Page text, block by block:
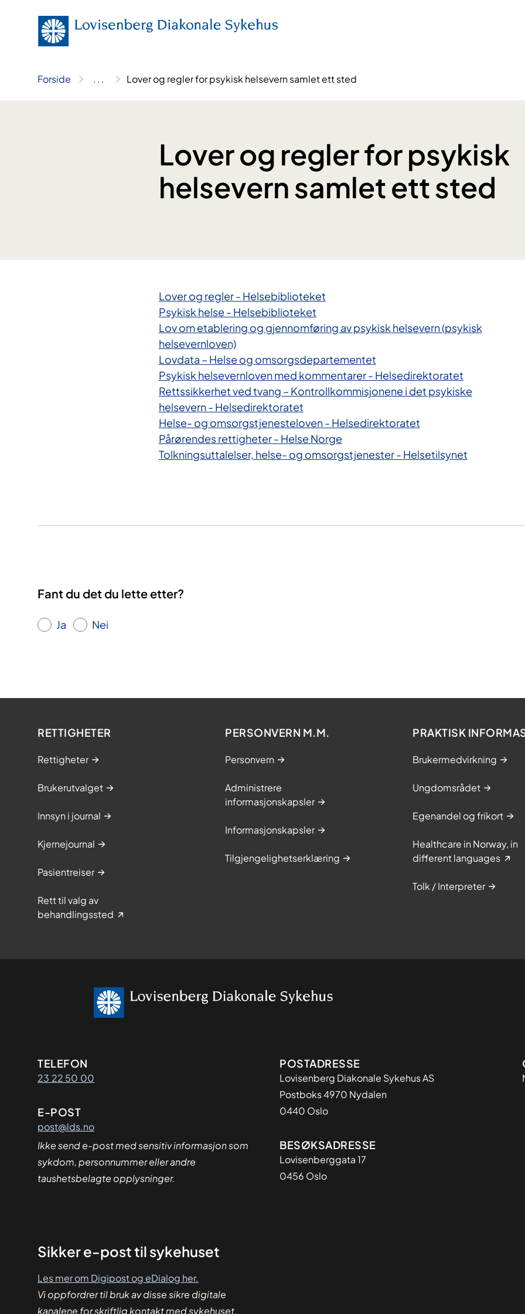
Forside .. . Lover og regler for psykisk helsevern samlet ett sted
Lover og regler for psykisk
helsevern samlet ett sted
Lover og regler - Helsebiblioteket
Psykisk helse - Helsebiblioteket
Lov om etablering og gjennomføring av psykisk helsevern (psykisk
helsevernloven)
Lovdata – Helse og omsorgsdepartementet
Psykisk helsevernloven med kommentarer - Helsedirektoratet
Rettssikkerhet ved tvang – Kontrollkommisjonene i det psykiske
helsevern - Helsedirektoratet
Helse- og omsorgstjenesteloven - Helsedirektoratet
Pårørendes rettigheter - Helse Norge
Tolkningsuttalelser, helse- og omsorgstjenester - Helsetilsynet
Fant du det du lette etter?
Ja Nei
RETTIGHETER
Rettigheter
Brukerutvalget
Innsyn i journal
Kjernejournal
Pasientreiser
Rett til valg av
behandlingssted
PERSONVERN M.M.
Personvern
Administrere
informasjonskapsler
Informasjonskapsler
Tilgjengelighetserklæring
PRAKTISK
Brukermedvirkning
Ungdomsrådet
Egenandel og frikort
Healthcare in Norway, in
different languages
Tolk / Interpreter
Kontaktinformasjon
TELEFON
23 22 50 00
E-POST
post@lds.no
Ikke send e-post med sensitiv informasjon som
sykdom, personnummer eller andre
taushetsbelagte opplysninger.
Sikker
Sikker e-post til sykehuset
Les mer om Digipost og eDialog her.
Vi oppfordrer til bruk av disse sikre digitale
kanalene for skriftlig kontakt med sykehuset.
Adresse
POSTADRESSE
Lovisenberg Diakonale Sykehus AS
Postboks 4970 Nydalen
0440 Oslo
BESØKSADRESSE
Lovisenberggata 17
0456 Oslo